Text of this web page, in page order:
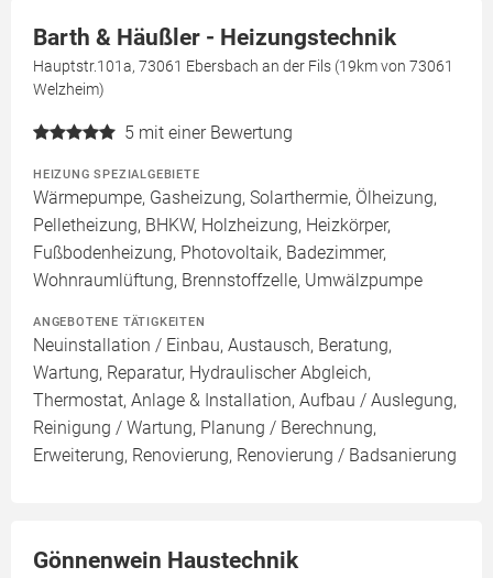
Barth & Häußler - Heizungstechnik
Hauptstr.101a, 73061 Ebersbach an der Fils (19km von 73061
Welzheim)
5 mit einer Bewertung
HEIZUNG SPEZIALGEBIETE
Wärmepumpe, Gasheizung, Solarthermie, Ölheizung,
Pelletheizung, BHKW, Holzheizung, Heizkörper,
Fußbodenheizung, Photovoltaik, Badezimmer,
Wohnraumlüftung, Brennstoffzelle, Umwälzpumpe
ANGEBOTENE TÄTIGKEITEN
Neuinstallation / Einbau, Austausch, Beratung,
Wartung, Reparatur, Hydraulischer Abgleich,
Thermostat, Anlage & Installation, Aufbau / Auslegung,
Reinigung / Wartung, Planung / Berechnung,
Erweiterung, Renovierung, Renovierung / Badsanierung
Gönnenwein Haustechnik